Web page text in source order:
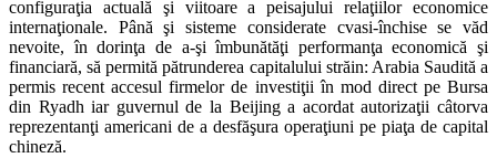
configuraţia actuală şi viitoare a peisajului relaţiilor economice
internaţionale. Până şi sisteme considerate cvasi-închise se văd
nevoite, în dorinţa de a-şi îmbunătăţi performanţa economică şi
financiară, să permită pătrunderea capitalului străin: Arabia Saudită a
permis recent accesul firmelor de investiţii în mod direct pe Bursa
din Ryadh iar guvernul de la Beijing a acordat autorizaţii câtorva
reprezentanţi americani de a desfăşura operaţiuni pe piaţa de capital
chineză.